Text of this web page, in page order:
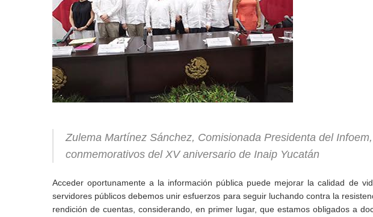
Zulema Martínez Sánchez, Comisionada Presidenta del
conmemorativos del XV aniversario de Inaip Yucatán
Acceder oportunamente a la información pública puede mejorar la calidad de
servidores públicos debemos unir esfuerzos para seguir luchando contra la
rendición de cuentas, considerando, en primer lugar, que estamos obligados a